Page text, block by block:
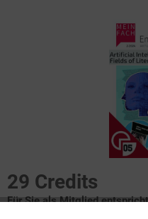
29 Credits
Für Sie als Mitglied